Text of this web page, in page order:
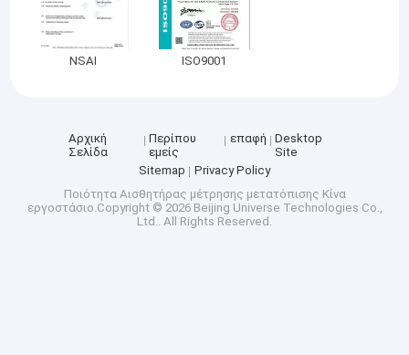
NSAI ISO9001
Αρχική
Σελίδα
Περίπου
εμείς
επαφή
Desktop
Site
Sitemap
Privacy Policy
Ποιότητα Αισθητήρας μέτρησης μετατόπισης Κίνα
εργοστάσιο.Copyright © 2026 Beijing Universe Technologies Co.,
Ltd.. All Rights Reserved.